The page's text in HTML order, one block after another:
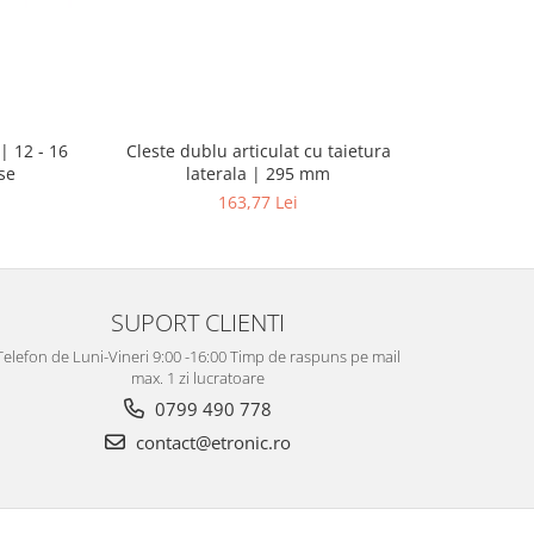
12 - 16
Cleste dublu articulat cu taietura
laterala | 295 mm
163,77 Lei
SUPORT CLIENTI
de Luni-Vineri 9:00 -16:00 Timp de raspuns pe mail
max. 1 zi lucratoare
0799 490 778
contact@etronic.ro